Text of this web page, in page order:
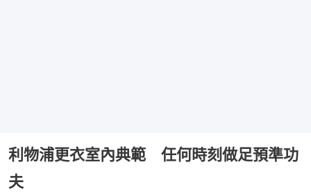
利物浦更衣室內典範 任何時刻做足預準功
夫